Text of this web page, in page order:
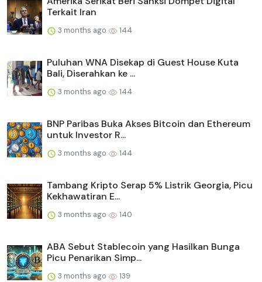
Terkait Iran
3 months ago 144
Puluhan WNA Disekap di Guest House Kuta
Bali, Diserahkan ke ...
3 months ago 144
BNP Paribas Buka Akses Bitcoin dan Ethereum
untuk Investor R...
3 months ago 144
Tambang Kripto Serap 5% Listrik Georgia, Picu
Kekhawatiran E...
3 months ago 140
ABA Sebut Stablecoin yang Hasilkan Bunga
Picu Penarikan Simp...
3 months ago 139